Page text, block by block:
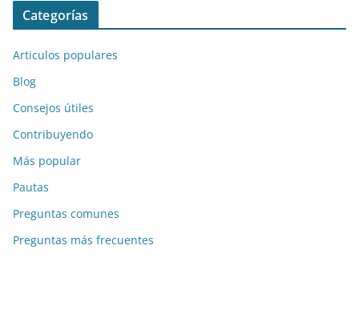
Categorías
Articulos populares
Blog
Consejos útiles
Contribuyendo
Más popular
Pautas
Preguntas comunes
Preguntas más frecuentes